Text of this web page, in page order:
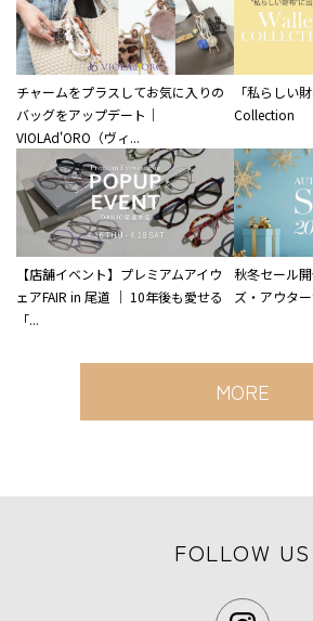
チャームをプラスしてお気に入りの
バッグをアップデート｜
VIOLAd'ORO（ヴィ...
「私らしい
Collection
【店舗イベント】プレミアムアイウ
ェアFAIR in 尾道 ｜ 10年後も愛せる
「...
秋冬セール
ズ・アウタ
MORE
FOLLOW US